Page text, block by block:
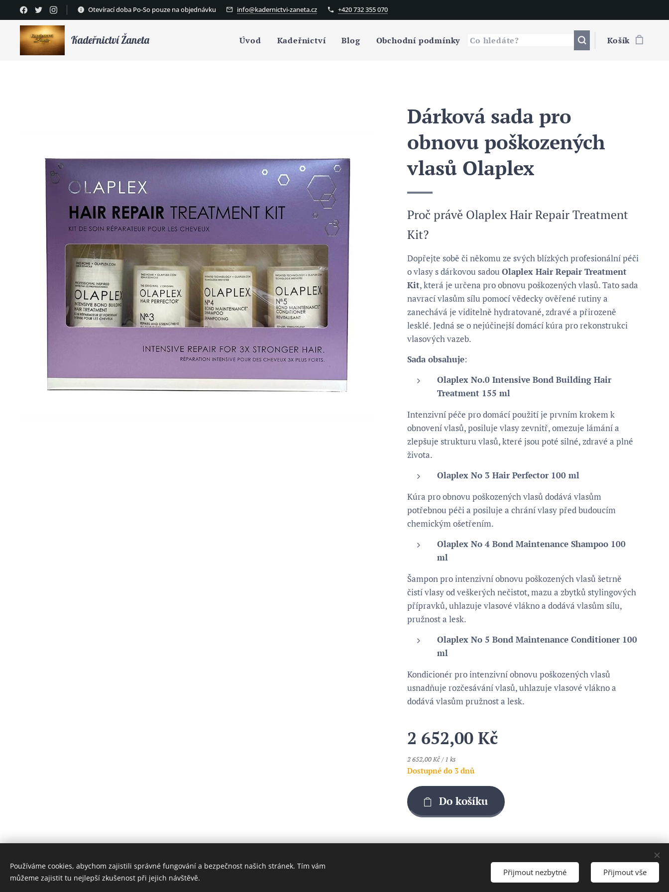
Otevírací doba Po-So pouze na objednávku info@kadernictvi-zaneta.cz +420 732 355 070
Kadeřnictví Žaneta Úvod Kadeřnictví Blog Obchodní podmínky Košík
Dárková sada pro
obnovu poškozených
vlasů Olaplex
Proč právě Olaplex Hair Repair Treatment
Kit?
Dopřejte sobě či někomu ze svých blízkých profesionální péči
o vlasy s dárkovou sadouOlaplex Hair Repair Treatment
Kit, která je určena pro obnovu poškozených vlasů. Tato sada
navrací vlasům sílu pomocí vědecky ověřené rutiny a
zanechává je viditelně hydratované, zdravé a přirozeně
lesklé. Jedná se o nejúčinejší domácí kúra pro rekonstrukci
vlasových vazeb.
Sada obsahuje:
Olaplex No.0 Intensive Bond Building Hair
Treatment 155 ml
Intenzivní péče pro domácí použití je prvním krokem k
obnovení vlasů, posiluje vlasy zevnitř, omezuje lámání a
zlepšuje strukturu vlasů, které jsou poté silné, zdravé a plné
života.
Olaplex No 3 Hair Perfector 100 ml
Kúra pro obnovu poškozených vlasů dodává vlasům
potřebnou péči a posiluje a chrání vlasy před budoucím
chemickým ošetřením.
Olaplex No 4 Bond Maintenance Shampoo 100
ml
Šampon pro intenzivní obnovu poškozených vlasů šetrně
čistí vlasy od veškerých nečistot, mazu a zbytků stylingových
přípravků, uhlazuje vlasové vlákno a dodává vlasům sílu,
pružnost a lesk.
Olaplex No 5 Bond Maintenance Conditioner 100
ml
Kondicionér pro intenzivní obnovu poškozených vlasů
usnadňuje rozčesávání vlasů, uhlazuje vlasové vlákno a
dodává vlasům pružnost a lesk.
2 652,00 Kč
2 652,00 Kč / 1 ks
Dostupné do 3 dnů
Do košíku
Používáme cookies, abychom zajistili správné fungování a bezpečnost našich stránek. Tím vám
můžeme zajistit tu nejlepší zkušenost při jejich návštěvě.
Přijmout nezbytné Přijmout vše